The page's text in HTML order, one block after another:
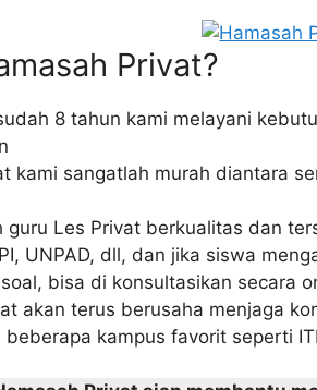
Privat?
8 tahun kami melayani
kami sangatlah murah diantara
guru Les Privat berkualitas dan
UNPAD, dll, dan jika siswa
bisa di konsultasikan secara
akan terus berusaha menjaga
kampus favorit seperti